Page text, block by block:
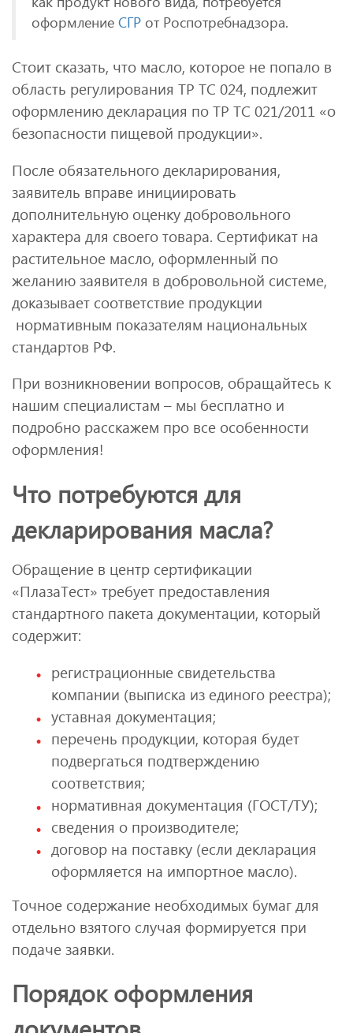
оформление СГР от Роспотребнадзора.
Стоит сказать, что масло, которое не попало в
область регулирования ТР ТС 024, подлежит
оформлению декларация по ТР ТС 021/2011 «о
безопасности пищевой продукции».
После обязательного декларирования,
заявитель вправе инициировать
дополнительную оценку добровольного
характера для своего товара. Сертификат на
растительное масло, оформленный по
желанию заявителя в добровольной системе,
доказывает соответствие продукции
нормативным показателям национальных
стандартов РФ.
При возникновении вопросов, обращайтесь к
нашим специалистам – мы бесплатно и
подробно расскажем про все особенности
оформления!
Что потребуются для
декларирования масла?
Обращение в центр сертификации
«ПлазаТест» требует предоставления
стандартного пакета документации, который
содержит:
регистрационные свидетельства
компании (выписка из единого реестра);
уставная документация;
перечень продукции, которая будет
подвергаться подтверждению
соответствия;
нормативная документация (ГОСТ/ТУ);
сведения о производителе;
договор на поставку (если декларация
оформляется на импортное масло).
Точное содержание необходимых бумаг для
отдельно взятого случая формируется при
подаче заявки.
Порядок оформления